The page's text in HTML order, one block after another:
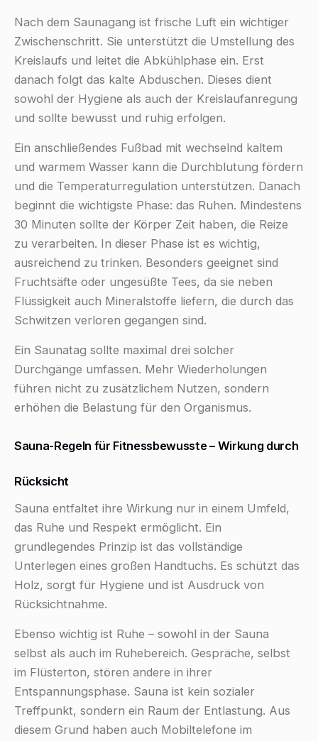
Nach dem Saunagang ist frische Luft ein wichtiger
Zwischenschritt. Sie unterstützt die Umstellung des
Kreislaufs und leitet die Abkühlphase ein. Erst
danach folgt das kalte Abduschen. Dieses dient
sowohl der Hygiene als auch der Kreislaufanregung
und sollte bewusst und ruhig erfolgen.
Ein anschließendes Fußbad mit wechselnd kaltem
und warmem Wasser kann die Durchblutung fördern
und die Temperaturregulation unterstützen. Danach
beginnt die wichtigste Phase: das Ruhen. Mindestens
30 Minuten sollte der Körper Zeit haben, die Reize
zu verarbeiten. In dieser Phase ist es wichtig,
ausreichend zu trinken. Besonders geeignet sind
Fruchtsäfte oder ungesüßte Tees, da sie neben
Flüssigkeit auch Mineralstoffe liefern, die durch das
Schwitzen verloren gegangen sind.
Ein Saunatag sollte maximal drei solcher
Durchgänge umfassen. Mehr Wiederholungen
führen nicht zu zusätzlichem Nutzen, sondern
erhöhen die Belastung für den Organismus.
Sauna-Regeln für Fitnessbewusste – Wirkung durch
Rücksicht
Sauna entfaltet ihre Wirkung nur in einem Umfeld,
das Ruhe und Respekt ermöglicht. Ein
grundlegendes Prinzip ist das vollständige
Unterlegen eines großen Handtuchs. Es schützt das
Holz, sorgt für Hygiene und ist Ausdruck von
Rücksichtnahme.
Ebenso wichtig ist Ruhe – sowohl in der Sauna
selbst als auch im Ruhebereich. Gespräche, selbst
im Flüsterton, stören andere in ihrer
Entspannungsphase. Sauna ist kein sozialer
Treffpunkt, sondern ein Raum der Entlastung. Aus
diesem Grund haben auch Mobiltelefone im